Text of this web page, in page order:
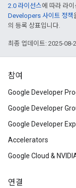
2.0 라이선스에 따라 라
Developers 사이트 정책
의 등록 상표입니다.
최종 업데이트: 2025-08-
참여
Google Developer
Google Developer
Google Developer
Accelerators
Google Cloud &
연결